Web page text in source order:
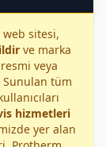
web sitesi,
ve marka
veya
Sunulan tüm
hizmetleri
yer alan